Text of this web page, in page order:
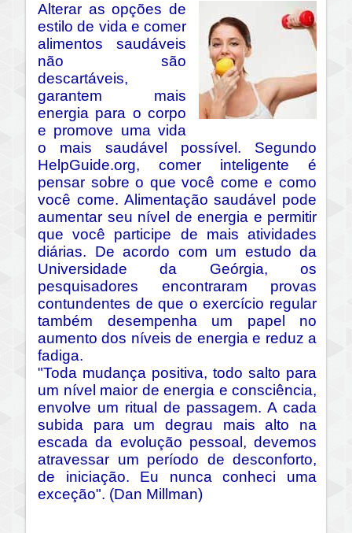
Alterar as opções de
estilo de vida e comer
alimentos saudáveis
não são
descartáveis,
garantem mais
energia para o corpo
e promove uma vida
o mais saudável possível. Segundo
HelpGuide.org, comer inteligente é
pensar sobre o que você come e como
você come. Alimentação saudável pode
aumentar seu nível de energia e permitir
que você participe de mais atividades
diárias. De acordo com um estudo da
Universidade da Geórgia, os
pesquisadores encontraram provas
contundentes de que o exercício regular
também desempenha um papel no
aumento dos níveis de energia e reduz a
fadiga.
"Toda mudança positiva, todo salto para
um nível maior de energia e consciência,
envolve um ritual de passagem. A cada
subida para um degrau mais alto na
escada da evolução pessoal, devemos
atravessar um período de desconforto,
de iniciação. Eu nunca conheci uma
exceção". (Dan Millman)